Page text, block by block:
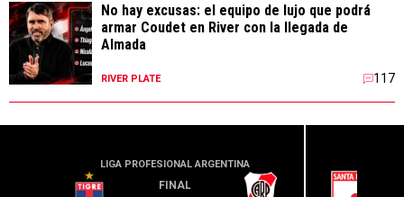
No hay excusas: el equipo de lujo que podrá
armar Coudet en River con la llegada de
Almada
RIVER PLATE 117
LIGA PROFESIONAL ARGENTINA
FINAL